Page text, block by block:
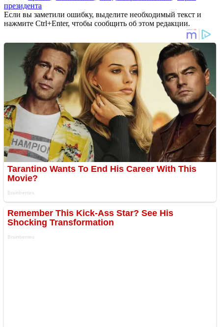
президента
Если вы заметили ошибку, выделите необходимый текст и
нажмите Ctrl+Enter, чтобы сообщить об этом редакции.